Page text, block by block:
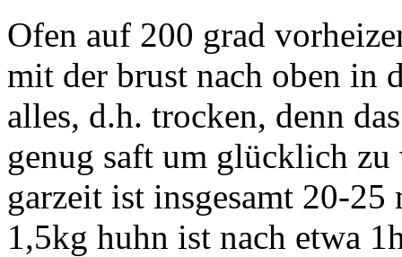
Ofen auf 200 grad
mit der brust nach oben in
alles, d.h. trocken, denn
genug saft um glücklich
garzeit ist insgesamt 20-
1,5kg huhn ist nach etwa